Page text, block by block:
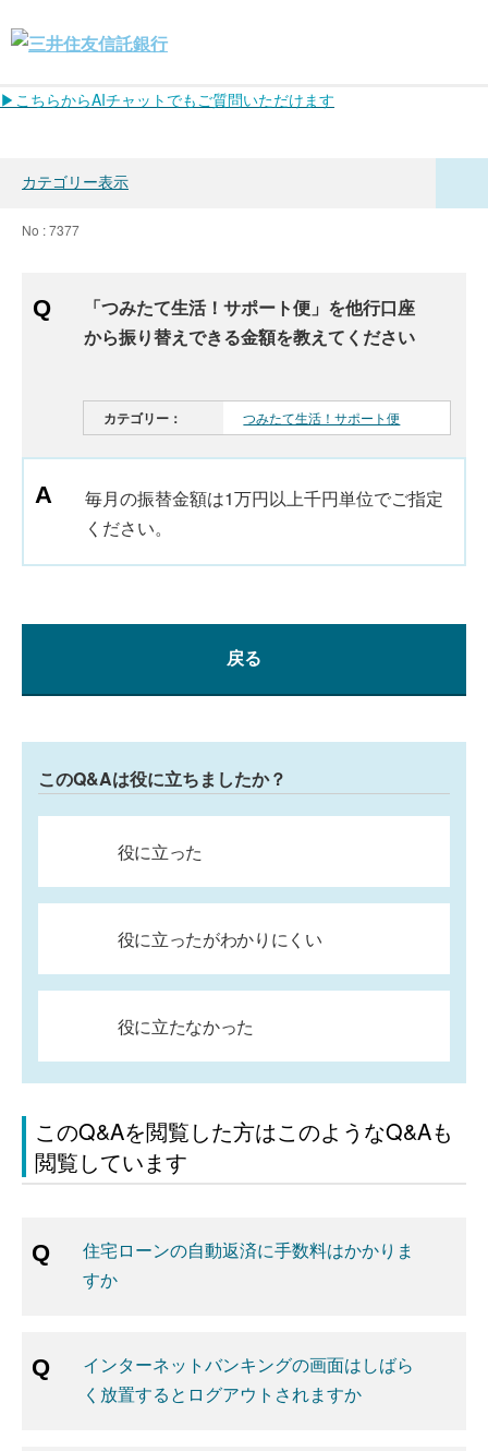
▶こちらからAIチャットでもご質問いただけます
カテゴリー表示
No : 7377
「つみたて生活！サポート便」を他行口座
から振り替えできる金額を教えてください
カテゴリー： つみたて生活！サポート便
毎月の振替金額は1万円以上千円単位でご指定
ください。
戻る
このQ&Aは役に立ちましたか？
役に立った
役に立ったがわかりにくい
役に立たなかった
このQ&Aを閲覧した方はこのようなQ&Aも
閲覧しています
住宅ローンの自動返済に手数料はかかりま
すか
インターネットバンキングの画面はしばら
く放置するとログアウトされますか